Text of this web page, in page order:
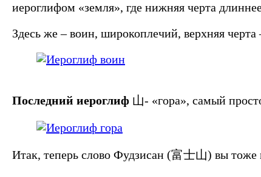
иероглифом «земля», где нижняя черта
Здесь же – воин, широкоплечий, верхняя
Последний иероглиф 山- «гора», самый
Итак, теперь слово Фудзисан (富士山) вы